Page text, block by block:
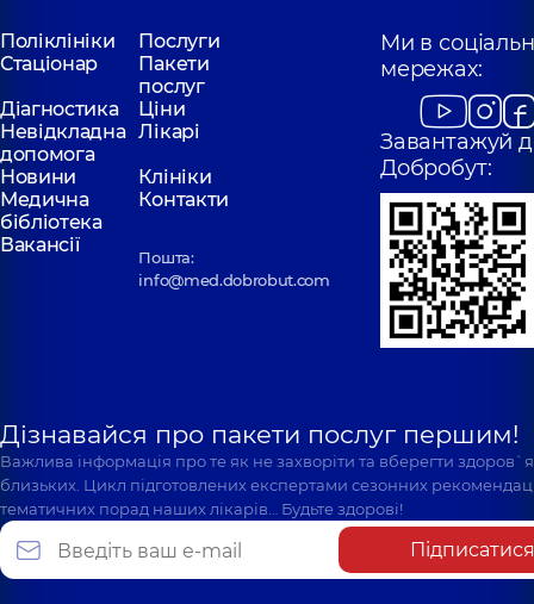
Поліклініки
Послуги
Стаціонар
Пакети
послуг
Діагностика
Ціни
Невідкладна
допомога
Лікарі
Новини
Клініки
Медична
бібліотека
Контакти
Вакансії
Пошта:
info@med.dobrobut.com
Ми в
мережах:
Завантажуй
Добробут:
Дізнавайся про пакети послуг першим!
Важлива інформація про те як не захворіти та вберегти
близьких. Цикл підготовлених експертами сезонних
тематичних порад наших лікарів… Будьте здорові!
Підписатися